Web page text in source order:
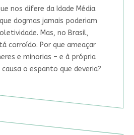
nos difere da Idade Média.
dogmas jamais poderiam
Mas, no Brasil,
corroído. Por que ameaçar
e minorias – e à própria
o espanto que deveria?